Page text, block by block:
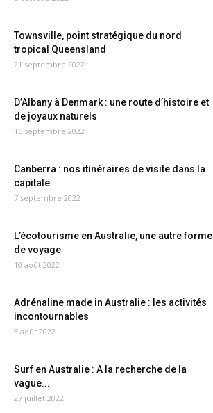
Townsville, point stratégique du nord
tropical Queensland
21 septembre 2022
D’Albany à Denmark : une route d’histoire et
de joyaux naturels
15 septembre 2022
Canberra : nos itinéraires de visite dans la
capitale
7 septembre 2022
L’écotourisme en Australie, une autre forme
de voyage
10 août 2022
Adrénaline made in Australie : les activités
incontournables
3 août 2022
Surf en Australie : A la recherche de la
vague...
27 juillet 2022